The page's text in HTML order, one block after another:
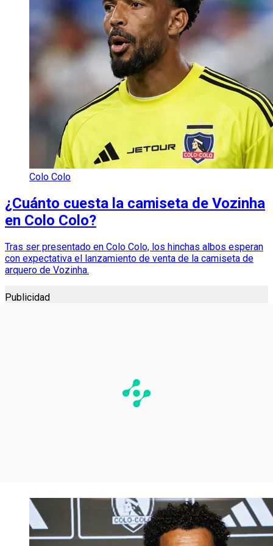
Colo Colo
¿Cuánto cuesta la camiseta de Vozinha
en Colo Colo?
Tras ser presentado en Colo Colo, los hinchas albos esperan
con expectativa el lanzamiento de venta de la camiseta de
arquero de Vozinha.
Publicidad